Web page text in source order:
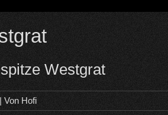
Westgrat
| Von Hofi